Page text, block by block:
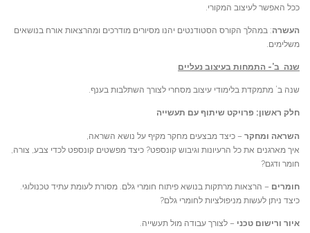
ככל האפשר לעיצוב המקורי.
העשרה: במהלך הקורס הסטודנטים יהנו מסיורים מודרכים ומהרצאות אורח בנושאים
משלימים.
שנה ב’- התמחות בעיצוב נעליים
שנה ב’ מתמקדת בלימודי עיצוב מסחרי לצורך השתלבות בענף.
חלק ראשון: פרויקט שיתוף עם תעשייה
השראה ומחקר – כיצד מבצעים מחקר מקיף על נושא השראה,
איך מארגנים את כל הרעיונות וגיבוש קונספט? כיצד מפשטים קונספט לכדי צבע, צורה,
חומר ודגם?
חומרים – הרצאות מרתקות בנושא פיתוח חומרי גלם. מסורת לעומת עתיד טכנולוגי.
כיצד ניתן לעשות מניפולציות לחומרי גלם?
איור ורישום טכני – לצורך עבודה מול תעשייה.